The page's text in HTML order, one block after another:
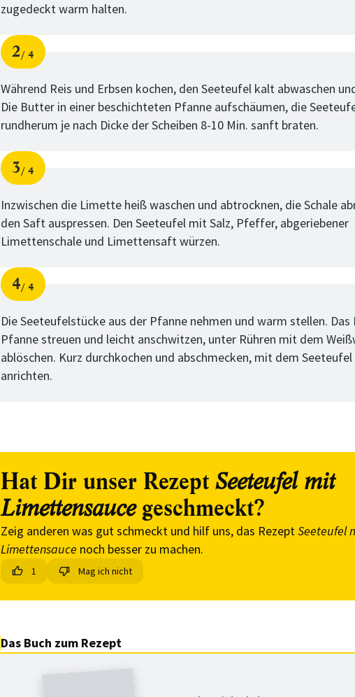
zugedeckt warm halten.
Schritt
2
von
4
Während Reis und Erbsen kochen, den Seeteufel kalt abwaschen
Die Butter in einer beschichteten Pfanne aufschäumen, die
rundherum je nach Dicke der Scheiben 8-10 Min. sanft braten.
Schritt
3
von
4
Inzwischen die Limette heiß waschen und abtrocknen, die Schale
den Saft auspressen. Den Seeteufel mit Salz, Pfeffer, abgeriebener
Limettenschale und Limettensaft würzen.
Schritt
4
von
4
Die Seeteufelstücke aus der Pfanne nehmen und warm stellen. Das
Pfanne streuen und leicht anschwitzen, unter Rühren mit dem
ablöschen. Kurz durchkochen und abschmecken, mit dem
anrichten.
Hat Dir unser Rezept Seeteufel mit
Limettensaucegeschmeckt?
Zeig anderen was gut schmeckt und hilf uns, das RezeptSeeteufel
Limettensauce noch besser zu machen.
1 Mag ich nicht
Das Buch zum Rezept